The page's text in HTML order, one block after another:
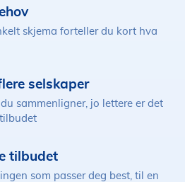
skjema forteller du kort hva
selskaper
du sammenligner, jo lettere er det
tilbudet
som passer deg best, til en